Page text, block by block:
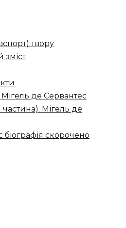
твору
зміст
Мігель де Сервантес
частина). Мігель де
біографія скорочено